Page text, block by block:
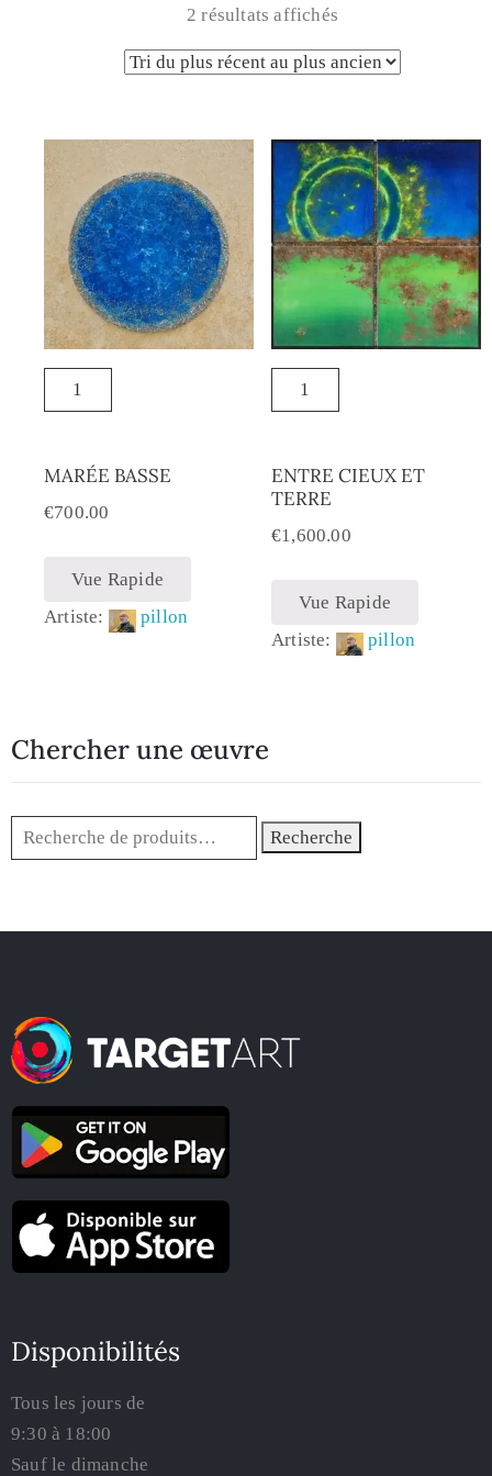
2 résultats affichés
MARÉE BASSE
€700.00
Vue Rapide
Artiste:
pillon
ENTRE CIEUX ET
TERRE
€1,600.00
Vue Rapide
Artiste:
pillon
Chercher une œuvre
Recherche
Disponibilités
Tous les jours de
9:30 à 18:00
Sauf le dimanche